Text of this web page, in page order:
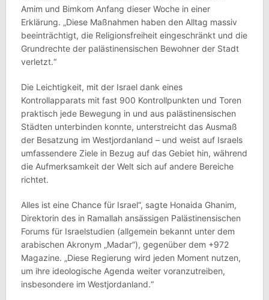
Amim und Bimkom Anfang dieser Woche in einer
Erklärung. „Diese Maßnahmen haben den Alltag massiv
beeinträchtigt, die Religionsfreiheit eingeschränkt und die
Grundrechte der palästinensischen Bewohner der Stadt
verletzt.“
Die Leichtigkeit, mit der Israel dank eines
Kontrollapparats mit fast 900 Kontrollpunkten und Toren
praktisch jede Bewegung in und aus palästinensischen
Städten unterbinden konnte, unterstreicht das Ausmaß
der Besatzung im Westjordanland – und weist auf Israels
umfassendere Ziele in Bezug auf das Gebiet hin, während
die Aufmerksamkeit der Welt sich auf andere Bereiche
richtet.
Alles ist eine Chance für Israel“, sagte Honaida Ghanim,
Direktorin des in Ramallah ansässigen Palästinensischen
Forums für Israelstudien (allgemein bekannt unter dem
arabischen Akronym „Madar“), gegenüber dem +972
Magazine. „Diese Regierung wird jeden Moment nutzen,
um ihre ideologische Agenda weiter voranzutreiben,
insbesondere im Westjordanland.“